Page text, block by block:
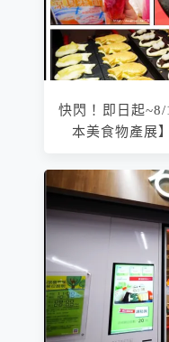
快閃！即日起
本美食物產展